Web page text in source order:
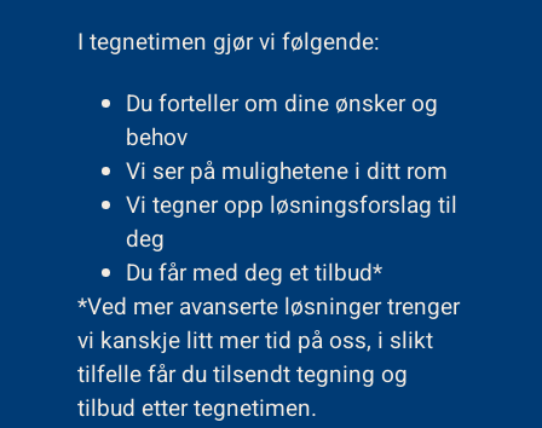
I tegnetimen gjør vi følgende:
Du forteller om dine ønsker og
behov
Vi ser på mulighetene i ditt rom
Vi tegner opp løsningsforslag til
deg
Du får med deg et tilbud*
*Ved mer avanserte løsninger trenger
vi kanskje litt mer tid på oss, i slikt
tilfelle får du tilsendt tegning og
tilbud etter tegnetimen.